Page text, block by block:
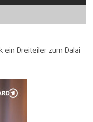
ein Dreiteiler zum Dalai